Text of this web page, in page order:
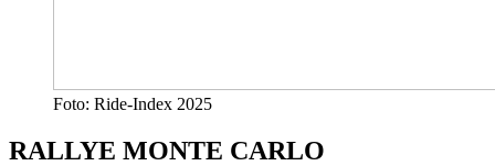
Foto: Ride-Index 2025
RALLYE MONTE CARLO